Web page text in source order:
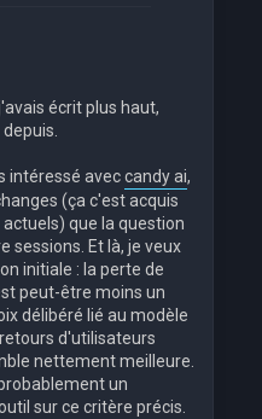
écrit plus haut,
intéressé aveccandy ai,
(ça c'est acquis
que la question
sessions. Et là, je veux
initiale : la perte de
peut-être moins un
délibéré lié au modèle
d'utilisateurs
nettement meilleure.
un
sur ce critère précis.